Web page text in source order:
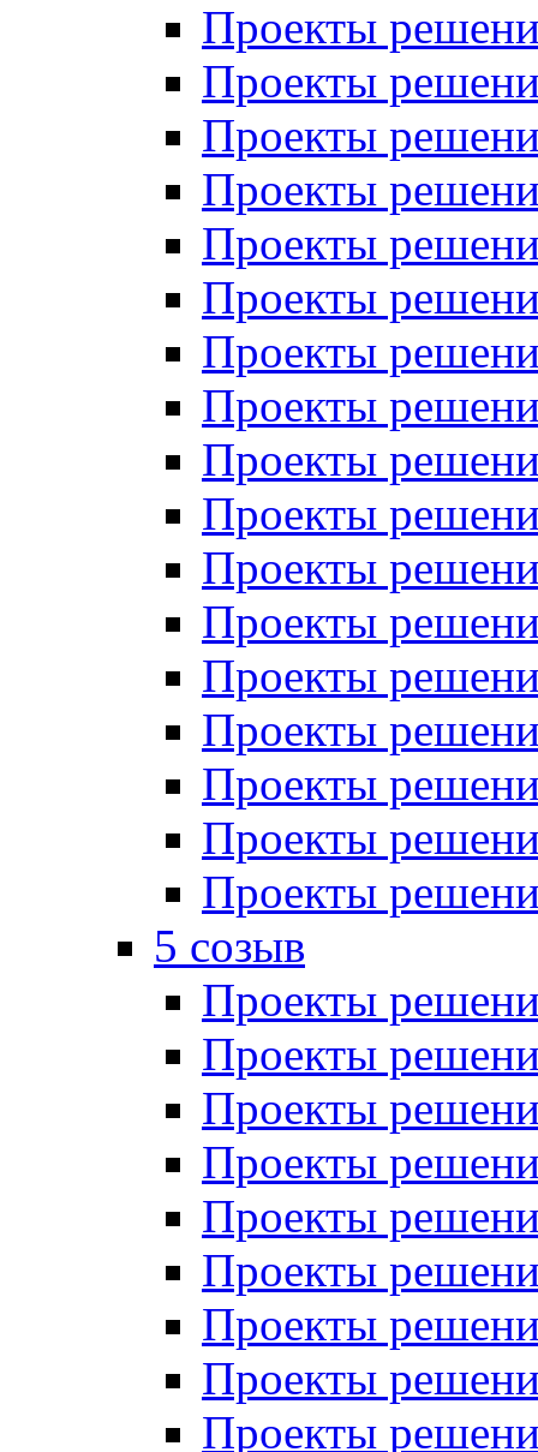
Проекты
Проекты
Проекты
Проекты
Проекты
Проекты
Проекты
Проекты
Проекты
Проекты
Проекты
Проекты
Проекты
Проекты
Проекты
Проекты
Проекты
5 созыв
Проекты
Проекты
Проекты
Проекты
Проекты
Проекты
Проекты
Проекты
Проекты